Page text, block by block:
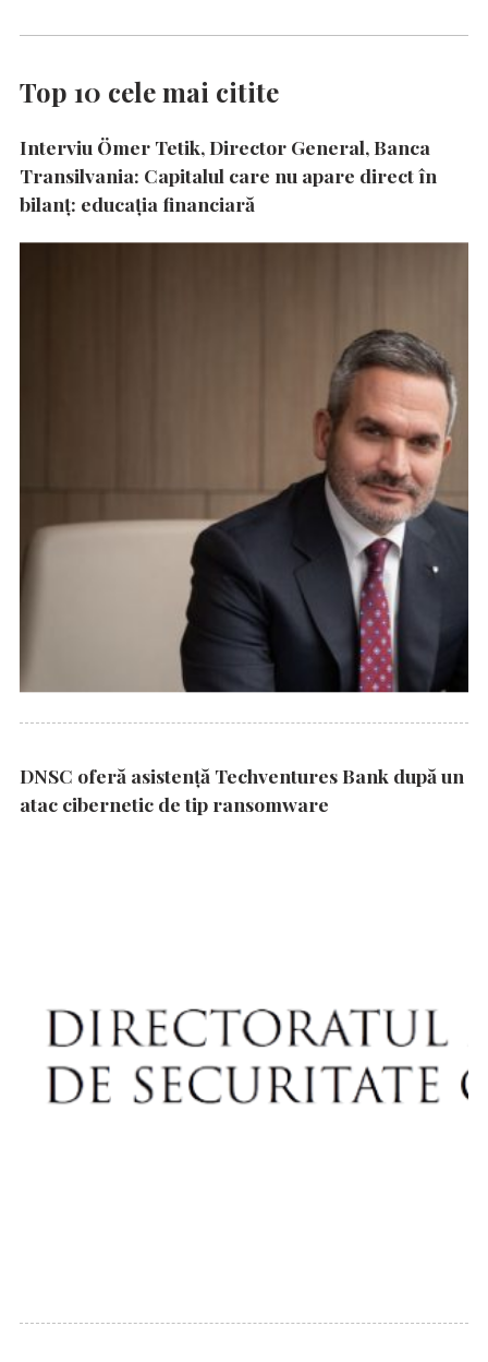
Top 10 cele mai citite
Interviu Ömer Tetik, Director General, Banca
Transilvania: Capitalul care nu apare direct în
bilanț: educația financiară
DNSC oferă asistență Techventures Bank după un
atac cibernetic de tip ransomware